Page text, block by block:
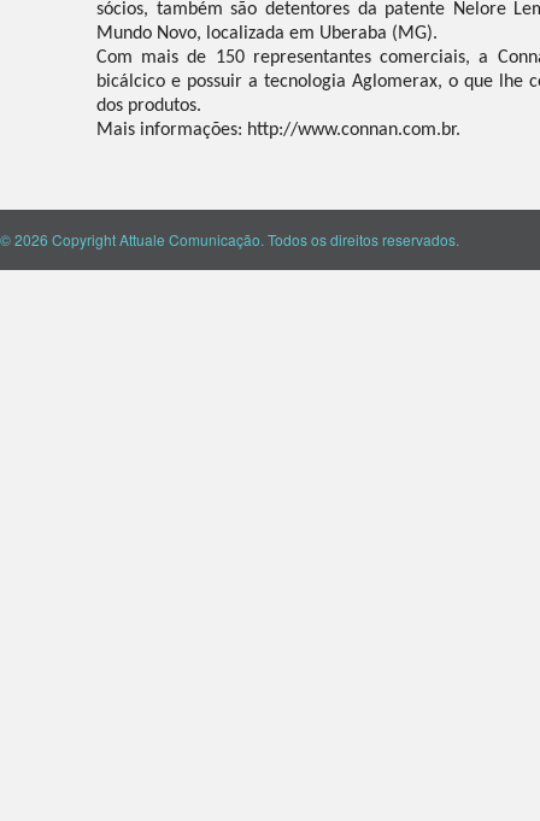
sócios, também são detentores da patente Nelore
Mundo Novo, localizada em Uberaba (MG).
Com mais de 150 representantes comerciais, a
bicálcico e possuir a tecnologia Aglomerax, o que
dos produtos.
Mais informações: http://www.connan.com.br.
© 2026 Copyright Attuale Comunicação. Todos os direitos reservados.